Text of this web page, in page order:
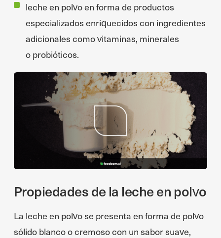
leche en polvo en forma de productos
especializados enriquecidos con ingredientes
adicionales como vitaminas, minerales
o probióticos.
Propiedades de la leche en polvo
La leche en polvo se presenta en forma de polvo
sólido blanco o cremoso con un sabor suave,